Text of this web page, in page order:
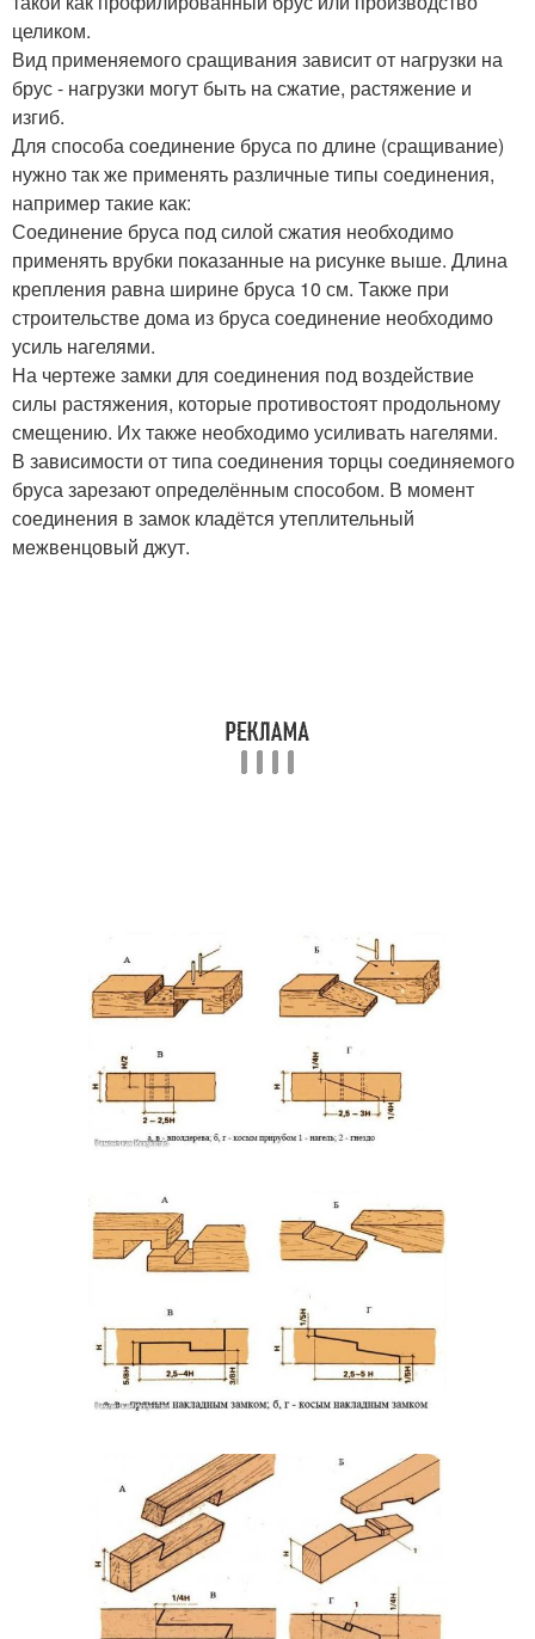
целиком.
Вид применяемого сращивания зависит от нагрузки на
брус - нагрузки могут быть на сжатие, растяжение и
изгиб.
Для способа соединение бруса по длине (сращивание)
нужно так же применять различные типы соединения,
например такие как:
Соединение бруса под силой сжатия необходимо
применять врубки показанные на рисунке выше. Длина
крепления равна ширине бруса 10 см. Также при
строительстве дома из бруса соединение необходимо
усиль нагелями.
На чертеже замки для соединения под воздействие
силы растяжения, которые противостоят продольному
смещению. Их также необходимо усиливать нагелями.
В зависимости от типа соединения торцы соединяемого
бруса зарезают определённым способом. В момент
соединения в замок кладётся утеплительный
межвенцовый джут.